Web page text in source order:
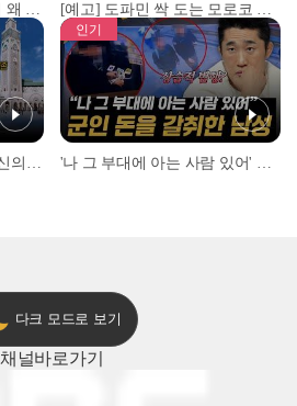
[예고] 덴마크 집에서 OO이 왜 나와...? 이상할 정도로 한국을 사랑하는 우리 형을 제보합니다! [예고] 도파민 싹 도는 모로코 야시장 투어!
인기
다크 모드로 보기
채널바로가기